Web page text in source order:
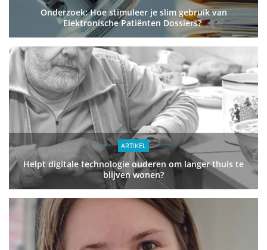
Onderzoek: Hoe stimuleer je slim gebruik van
Elektronische Patiënten Dossiers?
ARTIKEL
Helpt digitale technologie ouderen om langer thuis te
blijven wonen?